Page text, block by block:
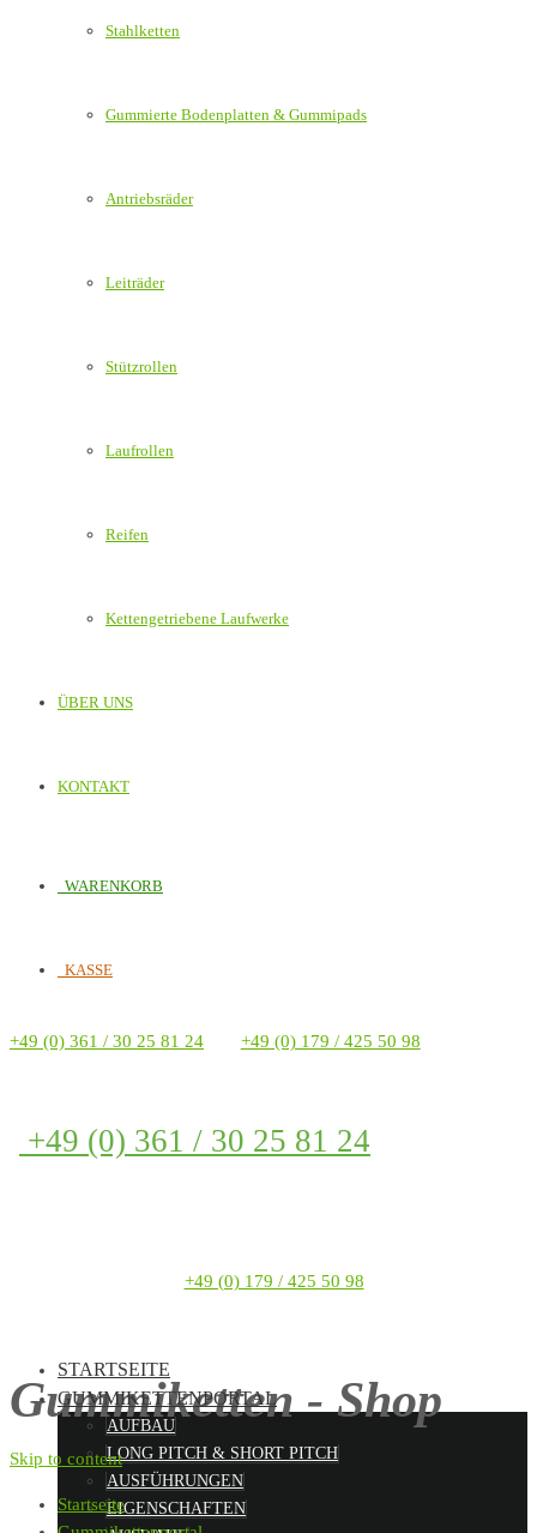
Stahlketten
Gummierte Bodenplatten & Gummipads
Antriebsräder
Leiträder
Stützrollen
Laufrollen
Reifen
Kettengetriebene Laufwerke
ÜBER UNS
KONTAKT
WARENKORB
KASSE
+49 (0) 361 / 30 25 81 24 +49 (0) 179 / 425 50 98
+49 (0) 361 / 30 25 81 24
+49 (0) 179 / 425 50 98
Gummiketten - Shop
STARTSEITE
GUMMIKETTENPORTAL
AUFBAU
LONG PITCH & SHORT PITCH
AUSFÜHRUNGEN
EIGENSCHAFTEN
Skip to content
Startseite